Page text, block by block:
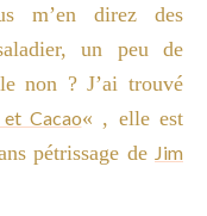
m’en direz des
un peu de
non ? J’ai trouvé
Cacao« , elle est
pétrissage de Jim